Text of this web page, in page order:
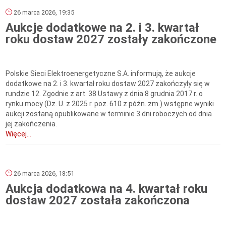
26 marca 2026, 19:35
Aukcje dodatkowe na 2. i 3. kwartał
roku dostaw 2027 zostały zakończone
Polskie Sieci Elektroenergetyczne S.A. informują, że aukcje
dodatkowe na 2. i 3. kwartał roku dostaw 2027 zakończyły się w
rundzie 12. Zgodnie z art. 38 Ustawy z dnia 8 grudnia 2017 r. o
rynku mocy (Dz. U. z 2025 r. poz. 610 z późn. zm.) wstępne wyniki
aukcji zostaną opublikowane w terminie 3 dni roboczych od dnia
jej zakończenia.
Więcej...
26 marca 2026, 18:51
Aukcja dodatkowa na 4. kwartał roku
dostaw 2027 została zakończona